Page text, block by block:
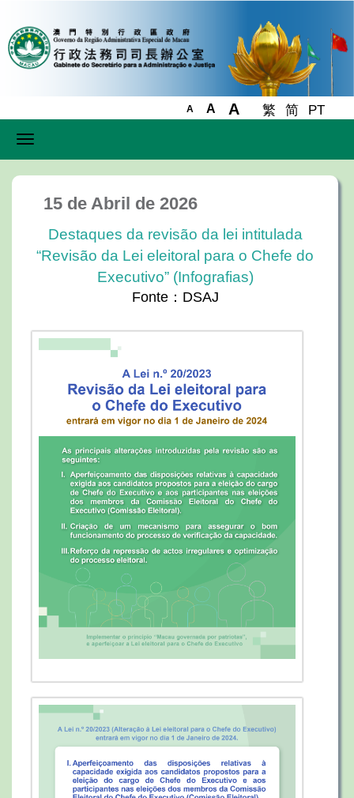
A A A 繁 简 PT
Toggle
navigation
15 de Abril de 2026
Destaques da revisão da lei intitulada
“Revisão da Lei eleitoral para o Chefe do
Executivo” (Infografias)
Fonte：DSAJ